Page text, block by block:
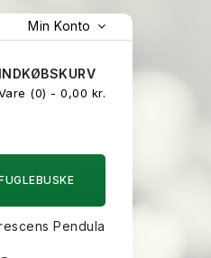
Min Konto
INDKØBSKURV
0 - 0,00 kr.
Pendula